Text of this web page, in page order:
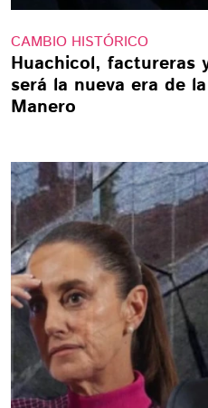
CAMBIO HISTÓRICO
Huachicol, factureras
será la nueva era de
Manero